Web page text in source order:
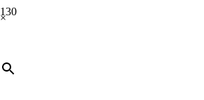
×
Handschmuck